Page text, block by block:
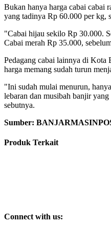
Bukan hanya harga cabai cabai
yang tadinya Rp 60.000 per kg,
"Cabai hijau sekilo Rp 30.000.
Cabai merah Rp 35.000,
Pedagang cabai lainnya di Kota
harga memang sudah turun
"Ini sudah mulai menurun,
lebaran dan musibah banjir
sebutnya.
Sumber:
Produk Terkait
Connect with us: